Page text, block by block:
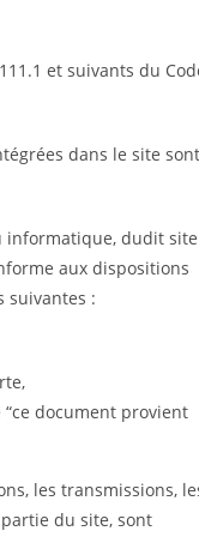
et suivants du
dans le site sont
informatique, dudit site
aux dispositions
suivantes :
document provient
les transmissions,
du site, sont